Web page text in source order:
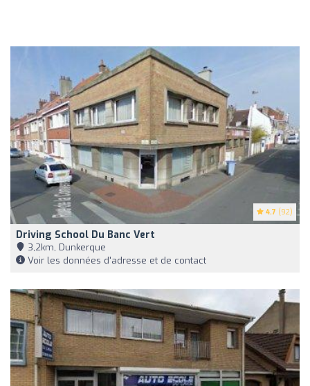
4.7 (92)
Driving School Du Banc Vert
3,2km, Dunkerque
Voir les données d'adresse et de contact